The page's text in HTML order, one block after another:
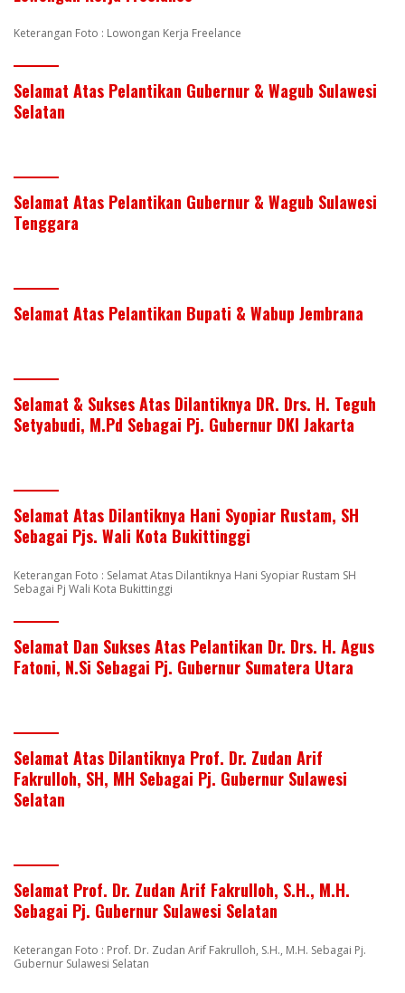
Keterangan Foto : Lowongan Kerja Freelance
Selamat Atas Pelantikan Gubernur & Wagub Sulawesi
Selatan
Selamat Atas Pelantikan Gubernur & Wagub Sulawesi
Tenggara
Selamat Atas Pelantikan Bupati & Wabup Jembrana
Selamat & Sukses Atas Dilantiknya DR. Drs. H. Teguh
Setyabudi, M.Pd Sebagai Pj. Gubernur DKI Jakarta
Selamat Atas Dilantiknya Hani Syopiar Rustam, SH
Sebagai Pjs. Wali Kota Bukittinggi
Keterangan Foto : Selamat Atas Dilantiknya Hani Syopiar Rustam SH
Sebagai Pj Wali Kota Bukittinggi
Selamat Dan Sukses Atas Pelantikan Dr. Drs. H. Agus
Fatoni, N.Si Sebagai Pj. Gubernur Sumatera Utara
Selamat Atas Dilantiknya Prof. Dr. Zudan Arif
Fakrulloh, SH, MH Sebagai Pj. Gubernur Sulawesi
Selatan
Selamat Prof. Dr. Zudan Arif Fakrulloh, S.H., M.H.
Sebagai Pj. Gubernur Sulawesi Selatan
Keterangan Foto : Prof. Dr. Zudan Arif Fakrulloh, S.H., M.H. Sebagai Pj.
Gubernur Sulawesi Selatan